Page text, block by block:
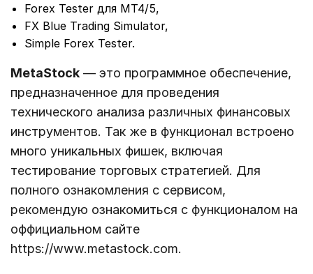
Forex Tester для MT4/5,
FX Blue Trading Simulator,
Simple Forex Tester.
MetaStock — это программное обеспечение,
предназначенное для проведения
технического анализа различных финансовых
инструментов. Так же в функционал встроено
много уникальных фишек, включая
тестирование торговых стратегией. Для
полного ознакомления с сервисом,
рекомендую ознакомиться с функционалом на
оффициальном сайте
https://www.metastock.com.